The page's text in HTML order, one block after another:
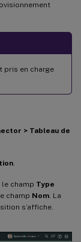
pris en charge
> Tableau de
.
champ Type
champ Nom. La
s’affiche.